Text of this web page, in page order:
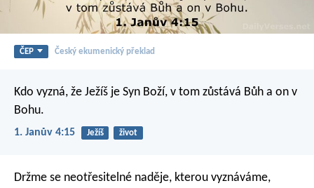
ČEP Český ekumenický překlad
Kdo vyzná, že Ježíš je Syn Boží, v tom zůstává Bůh a on v
Bohu.
1. Janův 4:15 Ježíš život
Držme se neotřesitelné naděje, kterou vyznáváme,